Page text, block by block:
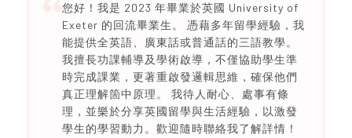
您好！我是 2023 年畢業於英國 University of
Exeter 的回流畢業生。 憑藉多年留學經驗，我
能提供全英語、廣東話或普通話的三語教學。
我擅長功課輔導及學術啟導，不僅協助學生準
時完成課業，更著重啟發邏輯思維，確保他們
真正理解箇中原理。 我待人耐心、處事有條
理，並樂於分享英國留學與生活經驗，以激發
學生的學習動力。歡迎隨時聯絡我了解詳情！